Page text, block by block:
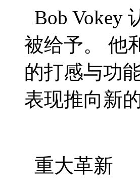
Bob Vokey
被给予。 他
的打感与功
表现推向新
重大革新